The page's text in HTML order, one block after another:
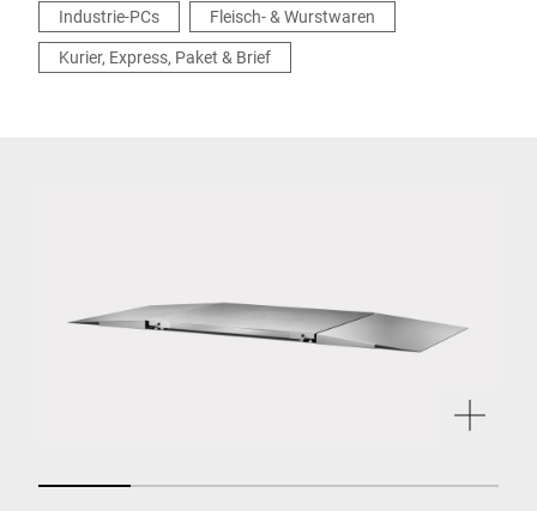
Industrie-PCs
Fleisch- & Wurstwaren
Kurier, Express, Paket & Brief